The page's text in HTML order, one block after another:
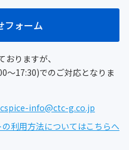
フォーム
りますが、
～17:30)でのご対応となりま
info@ctc-g.co.jp
の利用方法についてはこちらへ